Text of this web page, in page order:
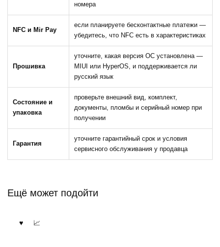
номера
NFC и Mir Pay
если планируете бесконтактные платежи —
убедитесь, что NFC есть в характеристиках
Прошивка
уточните, какая версия ОС установлена —
MIUI или HyperOS, и поддерживается ли
русский язык
Состояние и
упаковка
проверьте внешний вид, комплект,
документы, пломбы и серийный номер при
получении
Гарантия
уточните гарантийный срок и условия
сервисного обслуживания у продавца
Ещё может подойти